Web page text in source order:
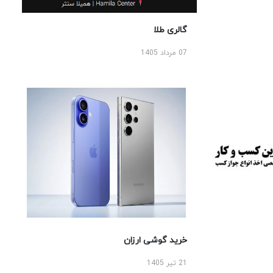
گالری طلا
07 مرداد 1405
خرید گوشی ارزان